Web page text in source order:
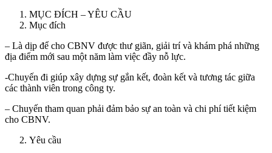
MỤC ĐÍCH – YÊU CẦU
Mục đích
– Là dịp để cho CBNV được thư giãn, giải trí và khám phá những
địa điểm mới sau một năm làm việc đầy nỗ lực.
-Chuyến đi giúp xây dựng sự gắn kết, đoàn kết và tương tác giữa
các thành viên trong công ty.
– Chuyến tham quan phải đảm bảo sự an toàn và chi phí tiết kiệm
cho CBNV.
Yêu cầu